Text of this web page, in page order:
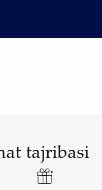
tajribasi